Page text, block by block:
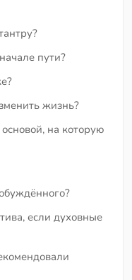
пути?
жизнь?
на которую
если духовные